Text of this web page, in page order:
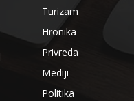
Turizam
Hronika
Privreda
Mediji
Politika